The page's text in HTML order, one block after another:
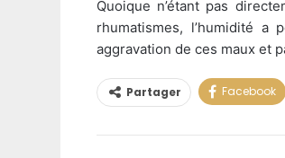
Quoique n’étant pas
rhumatismes, l’humidité
aggravation de ces maux et
Partager Facebook